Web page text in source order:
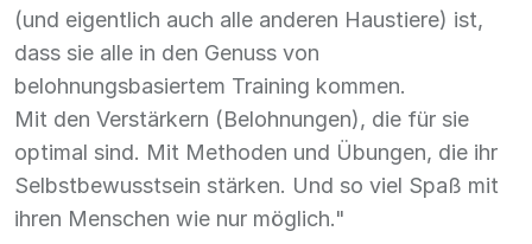
(und eigentlich auch alle anderen Haustiere) ist,
dass sie alle in den Genuss von
belohnungsbasiertem Training kommen.
Mit den Verstärkern (Belohnungen), die für sie
optimal sind. Mit Methoden und Übungen, die ihr
Selbstbewusstsein stärken. Und so viel Spaß mit
ihren Menschen wie nur möglich."